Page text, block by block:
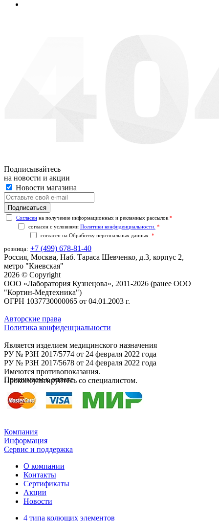
Подписывайтесь
на новости и акции
Новости магазина
Согласен на получение информационных и рекламных рассылок *
согласен с условиями Политики конфиденциальности. *
согласен на Обработку персональных данных. *
розница: +7 (499) 678-81-40
Россия, Москва, Наб. Тараса Шевченко, д.3, корпус 2,
метро "Киевская"
2026 © Copyright
ООО «Лаборатория Кузнецова», 2011-2026 (ранее ООО
"Кортин-Медтехника")
ОГРН 1037730000065 от 04.01.2003 г.
Авторские права
Политика конфиденциальности
Является изделием медицинского назначения
РУ № P3H 2017/5774 от 24 февраля 2022 года
РУ № P3H 2017/5678 от 24 февраля 2022 года
Имеются противопоказания.
Проконсультируйтесь со специалистом.
Принимаем к оплате
Компания
Информация
Сервис и поддержка
О компании
Контакты
Сертификаты
Акции
Новости
4 типа колющих элементов